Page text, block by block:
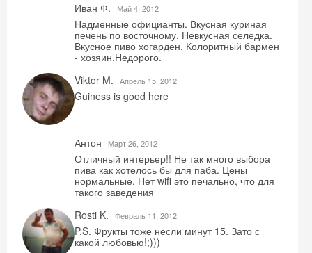
Иван Ф. Май 4, 2012
Надменные официанты. Вкусная куриная
печень по восточному. Невкусная селедка.
Вкусное пиво хогарден. Колоритный бармен
- хозяин.Недорого.
Viktor M.
Aпрель 15, 2012
Guiness is good here
Антон Mарт 26, 2012
Отличный интерьер!! Не так много выбора
пива как хотелось бы для паба. Цены
нормальные. Нет wifi это печально, что для
такого заведения
Rosti K.
Февраль 11, 2012
P.S. Фрукты тоже несли минут 15. Зато с
какой любовью!;)))